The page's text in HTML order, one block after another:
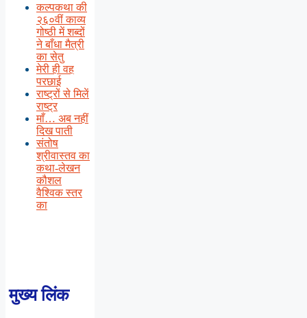
कल्पकथा की
२६०वीं काव्य
गोष्ठी में शब्दों
ने बाँधा मैत्री
का सेतु
मेरी ही वह
परछाई
राष्ट्रों से मिलें
राष्ट्र
माँ… अब नहीं
दिख पाती
संतोष
श्रीवास्तव का
कथा-लेखन
कौशल
वैश्विक स्तर
का
मुख्य लिंक